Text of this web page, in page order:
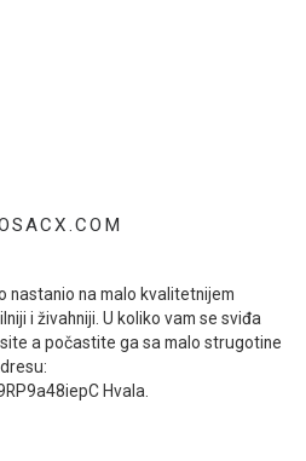
nastanio na malo kvalitetnijem
i živahniji. U koliko vam se sviđa
a počastite ga sa malo strugotine
Hvala.